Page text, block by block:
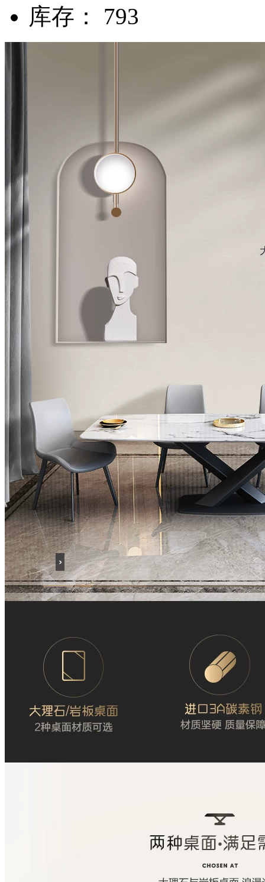
库存： 793